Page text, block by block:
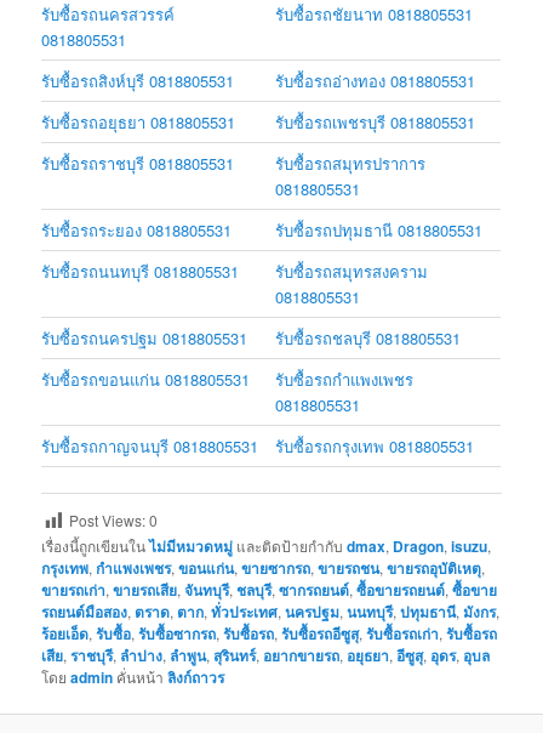
รับซื้อรถนครสวรรค์
0818805531
รับซื้อรถชัยนาท 0818805531
รับซื้อรถสิงห์บุรี 0818805531
รับซื้อรถอ่างทอง 0818805531
รับซื้อรถอยุธยา 0818805531
รับซื้อรถเพชรบุรี 0818805531
รับซื้อรถราชบุรี 0818805531
รับซื้อรถสมุทรปราการ
0818805531
รับซื้อรถระยอง 0818805531
รับซื้อรถปทุมธานี 0818805531
รับซื้อรถนนทบุรี 0818805531
รับซื้อรถสมุทรสงคราม
0818805531
รับซื้อรถนครปฐม 0818805531
รับซื้อรถชลบุรี 0818805531
รับซื้อรถขอนแก่น 0818805531
รับซื้อรถกำแพงเพชร
0818805531
รับซื้อรถกาญจนบุรี 0818805531
รับซื้อรถกรุงเทพ 0818805531
Post Views:0
เรื่องนี้ถูกเขียนในไม่มีหมวดหมู่ และติดป้ายกำกับdmax, Dragon,isuzu,
กรุงเทพ,กำแพงเพชร,ขอนแก่น,ขายซากรถ,ขายรถชน,ขายรถอุบัติเหตุ,
ขายรถเก่า,ขายรถเสีย,จันทบุรี,ชลบุรี,ซากรถยนต์,ซื้อขายรถยนต์,ซื้อขาย
รถยนต์มือสอง,ตราด,ตาก,ทั่วประเทศ,นครปฐม,นนทบุรี,ปทุมธานี,มังกร,
ร้อยเอ็ด,รับซื้อ,รับซื้อซากรถ,รับซื้อรถ,รับซื้อรถอีซูสุ,รับซื้อรถเก่า,รับซื้อรถ
เสีย,ราชบุรี, ลำปาง, ลำพูน, สุรินทร์, อยากขายรถ, อยุธยา,อีซูสุ, อุดร, อุบล
โดยadmin คั่นหน้าลิงก์ถาวร